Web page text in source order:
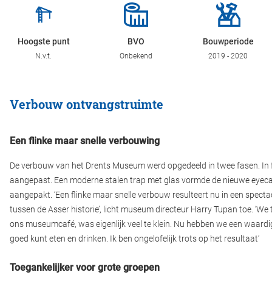
Hoogste punt
N.v.t.
BVO
Onbekend
Bouwperiode
2019 - 2020
Verbouw ontvangstruimte
Een flinke maar snelle verbouwing
De verbouw van het Drents Museum werd opgedeeld in twee fasen.
aangepast. Een moderne stalen trap met glas vormde de nieuwe
aangepakt. ‘Een flinke maar snelle verbouw resulteert nu in een
tussen de Asser historie’, licht museum directeur Harry Tupan toe.
ons museumcafé, was eigenlijk veel te klein. Nu hebben we een
goed kunt eten en drinken. Ik ben ongelofelijk trots op het resultaat’
Toegankelijker voor grote groepen